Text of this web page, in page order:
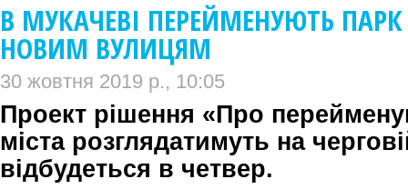
В МУКАЧЕВІ ПЕРЕЙМЕНУЮТЬ
НОВИМ ВУЛИЦЯМ
30 жовтня 2019 р., 10:05
Проект рішення «Про
міста розглядатимуть на
відбудеться в четвер.